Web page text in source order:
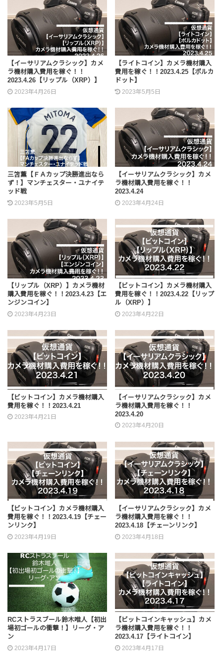
【イーサリアムクラシック】カメ
ラ機材購入費用を稼ぐ！！
2023.4.26【リップル（XRP）】
2023年4月26日
【ライトコイン】カメラ機材購入
費用を稼ぐ！！2023.4.25【ポルカ
ドット】
2023年5月5日
三笘薫【ＦＡカップ決勝進出なら
ず！】マンチェスター・ユナイテ
ッド戦
2023年5月5日
【イーサリアムクラシック】カメ
ラ機材購入費用を稼ぐ！！
2023.4.24
2023年4月24日
【リップル（XRP）】カメラ機材
購入費用を稼ぐ！！2023.4.23【エ
ンジンコイン】
2023年4月23日
【ビットコイン】カメラ機材購入
費用を稼ぐ！！2023.4.22【リップ
ル（XRP）】
2023年4月22日
【ビットコイン】カメラ機材購入
費用を稼ぐ！！2023.4.21
2023年4月21日
【イーサリアムクラシック】カメ
ラ機材購入費用を稼ぐ！！
2023.4.20
2023年4月20日
【ビットコイン】カメラ機材購入
費用を稼ぐ！！2023.4.19【チェー
ンリンク】
2023年4月19日
【イーサリアムクラシック】カメ
ラ機材購入費用を稼ぐ！！
2023.4.18【チェーンリンク】
2023年4月18日
RCストラスブール鈴木唯人【初出
場初ゴールの衝撃！】リーグ・ア
ン
2023年4月17日
【ビットコインキャッシュ】カメ
ラ機材購入費用を稼ぐ！！
2023.4.17【ライトコイン】
2023年4月17日